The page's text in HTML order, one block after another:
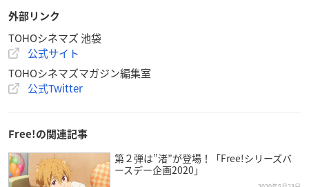
外部リンク
TOHOシネマズ 池袋
公式サイト
TOHOシネマズマガジン編集室
公式Twitter
Free!の関連記事
第２弾は”渚”が登場！「Free!シリーズバ
ースデー企画2020」